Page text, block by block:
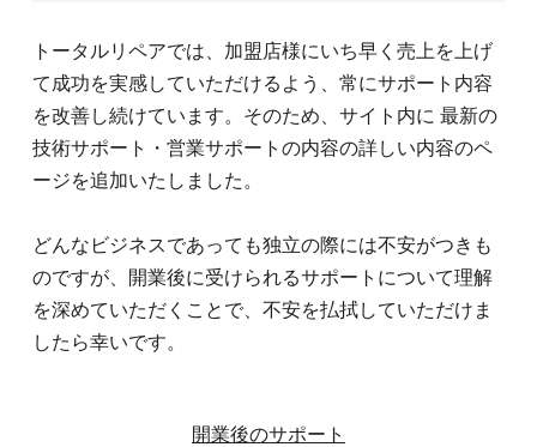
トータルリペアでは、加盟店様にいち早く売上を上げ
て成功を実感していただけるよう、常にサポート内容
を改善し続けています。そのため、サイト内に 最新の
技術サポート・営業サポートの内容の詳しい内容のペ
ージを追加いたしました。
どんなビジネスであっても独立の際には不安がつきも
のですが、開業後に受けられるサポートについて理解
を深めていただくことで、不安を払拭していただけま
したら幸いです。
開業後のサポート